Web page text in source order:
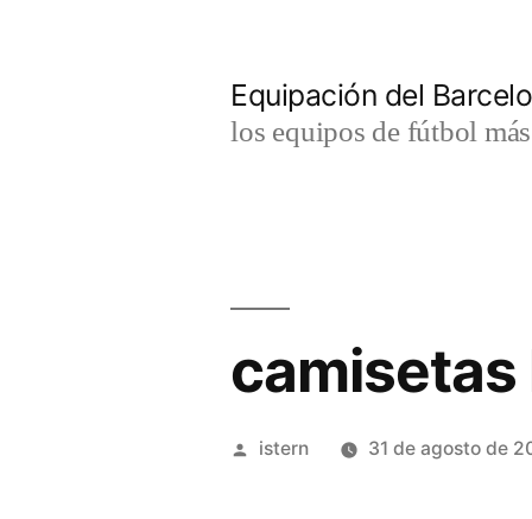
Equipación del
los equipos de fútbol
Publicado
istern 31 de agosto de